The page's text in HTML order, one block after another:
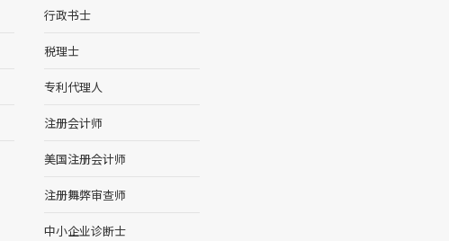
行政书士
税理士
专利代理人
注册会计师
美国注册会计师
注册舞弊审查师
中小企业诊断士